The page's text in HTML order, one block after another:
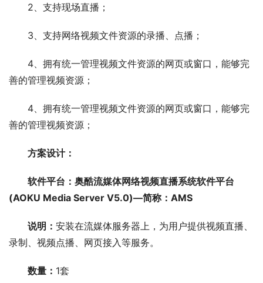
2、支持现场直播；
3、支持网络视频文件资源的录播、点播；
4、拥有统一管理视频文件资源的网页或窗口，能够完
善的管理视频资源；
4、拥有统一管理视频文件资源的网页或窗口，能够完
善的管理视频资源；
方案设计：
软件平台：奥酷流媒体网络视频直播系统软件平台
(AOKU Media Server V5.0)—简称：AMS
说明： 安装在流媒体服务器上，为用户提供视频直播、
录制、视频点播、网页接入等服务。
数量： 1套